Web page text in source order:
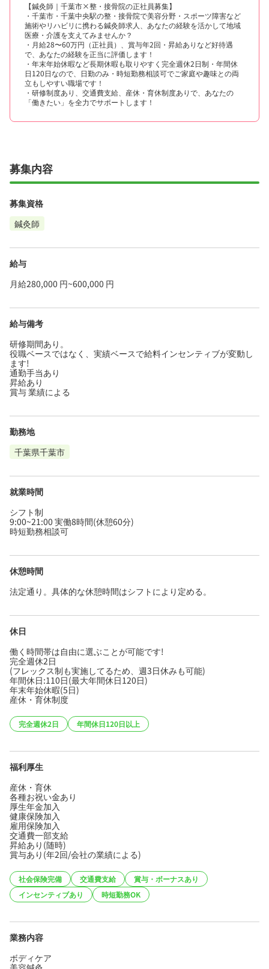
【鍼灸師｜千葉市×整・接骨院の正社員募集】
・千葉市・千葉中央駅の整・接骨院で美容分野・スポーツ障害など
施術やリハビリに携わる鍼灸師求人、あなたの経験を活かして地域
医療・介護を支えてみませんか？
・月給28〜60万円（正社員）、賞与年2回・昇給ありなど好待遇
で、あなたの経験を正当に評価します！
・年末年始休暇など長期休暇も取りやすく完全週休2日制・年間休
日120日なので、日勤のみ・時短勤務相談可でご家庭や趣味との両
立もしやすい職場です！
・研修制度あり、交通費支給、産休・育休制度ありで、あなたの
「働きたい」を全力でサポートします！
募集内容
募集資格
鍼灸師
給与
月給280,000 円~600,000 円
給与備考
研修期間あり。
役職ベースではなく、実績ベースで給料インセンティブが変動し
ます!
通勤手当あり
昇給あり
賞与 業績による
勤務地
千葉県千葉市
就業時間
シフト制
9:00~21:00 実働8時間(休憩60分)
時短勤務相談可
休憩時間
法定通り。具体的な休憩時間はシフトにより定める。
休日
働く時間帯は自由に選ぶことが可能です!
完全週休2日
(フレックス制も実施してるため、週3日休みも可能)
年間休日:110日(最大年間休日120日)
年末年始休暇(5日)
産休・育休制度
完全週休2日 年間休日120日以上
福利厚生
産休・育休
各種お祝い金あり
厚生年金加入
健康保険加入
雇用保険加入
交通費一部支給
昇給あり(随時)
賞与あり(年2回/会社の業績による)
社会保険完備 交通費支給
賞与・ボーナスあり
インセンティブあり
時短勤務OK
業務内容
ボディケア